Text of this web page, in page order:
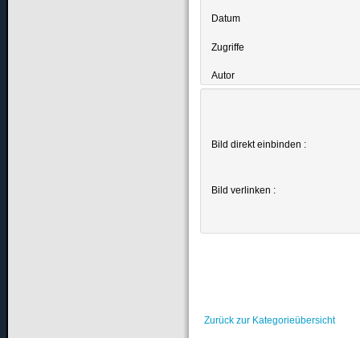
Datum
Zugriffe
Autor
Bild direkt einbinden :
Bild verlinken :
Zurück zur Kategorieübersicht